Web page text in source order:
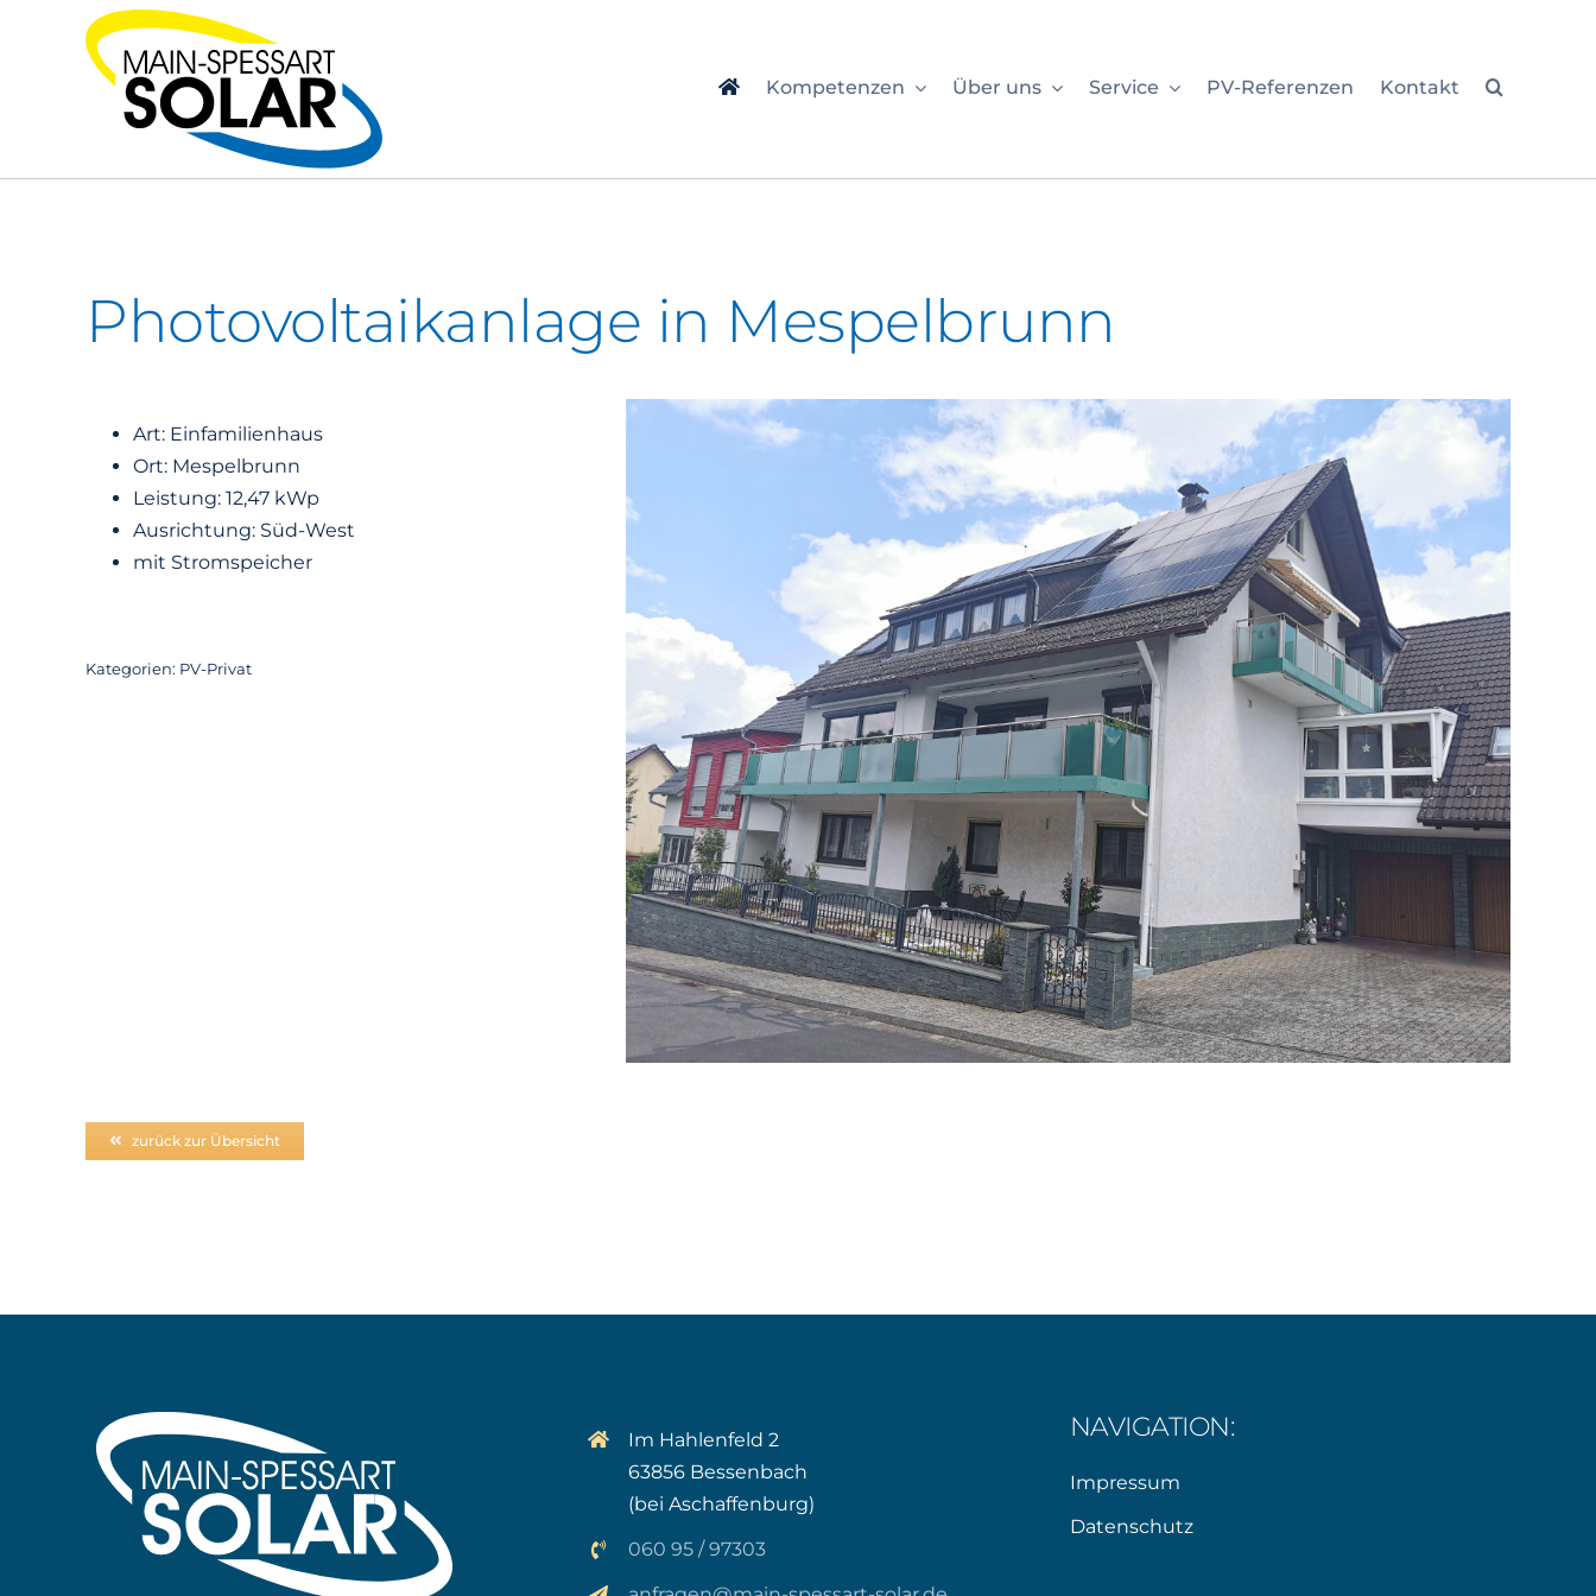
Kompetenzen Über uns Service PV-Referenzen Kontakt
Photovoltaikanlage in Mespelbrunn
Art: Einfamilienhaus
Ort: Mespelbrunn
Leistung: 12,47 kWp
Ausrichtung: Süd-West
mit Stromspeicher
Kategorien: PV-Privat
zurück zur Übersicht
Im Hahlenfeld 2
63856 Bessenbach
(bei Aschaffenburg)
060 95 / 97303
NAVIGATION:
Impressum
Datenschutz